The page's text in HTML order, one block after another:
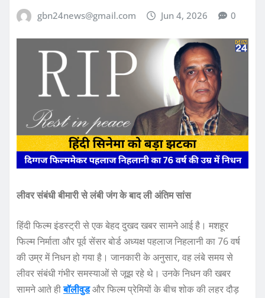
gbn24news@gmail.com Jun 4, 2026 0
लीवर संबंधी बीमारी से लंबी जंग के बाद ली अंतिम सांस
हिंदी फिल्म इंडस्ट्री से एक बेहद दुखद खबर सामने आई है। मशहूर
फिल्म निर्माता और पूर्व सेंसर बोर्ड अध्यक्ष पहलाज निहलानी का 76 वर्ष
की उम्र में निधन हो गया है। जानकारी के अनुसार, वह लंबे समय से
लीवर संबंधी गंभीर समस्याओं से जूझ रहे थे। उनके निधन की खबर
सामने आते हीबॉलीवुडऔर फिल्म प्रेमियों के बीच शोक की लहर दौड़